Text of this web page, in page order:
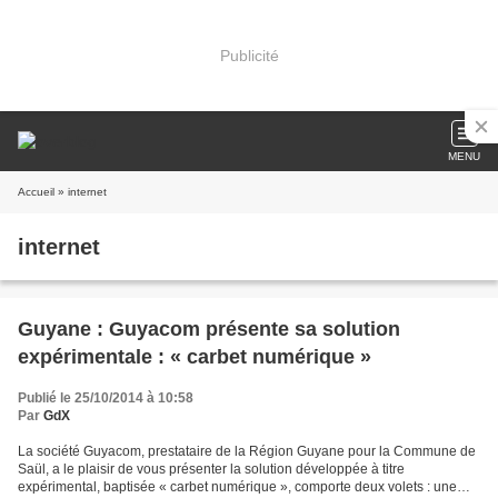
Publicité
MENU
Accueil » internet
internet
Guyane : Guyacom présente sa solution
expérimentale : « carbet numérique »
Publié le 25/10/2014 à 10:58
Par GdX
La société Guyacom, prestataire de la Région Guyane pour la Commune de
Saül, a le plaisir de vous présenter la solution développée à titre
expérimental, baptisée « carbet numérique », comporte deux volets : une